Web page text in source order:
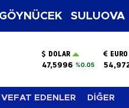
GÖYNÜCEK SULUOVA
DOLAR
47,5996 %0.05
EURO
VEFAT EDENLER DİĞER